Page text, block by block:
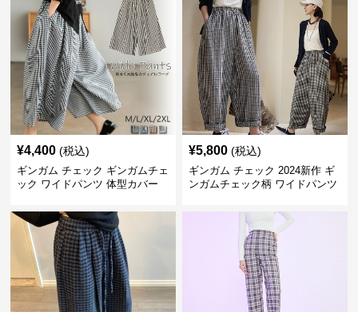
¥4,400 (税込)
ギンガム チェック ギンガムチェ
ック ワイドパンツ 体型カバー
¥5,800 (税込)
ギンガム チェック 2024新作 ギ
ンガムチェック柄 ワイドパンツ